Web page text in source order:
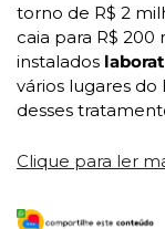
torno de R$ 2
caia para R$ 200
instalados
vários lugares do
desses
Clique para ler